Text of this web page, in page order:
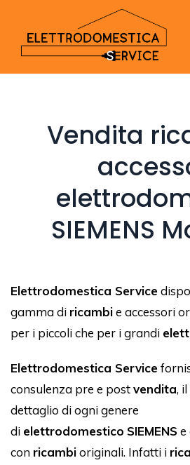
Vendita
SIEMENS
Elettrodomestica Service
gamma di ricambie accessori
per i piccoli che per i grandi
Elettrodomestica Service
consulenza pre e postvendita,
dettaglio di ogni genere
di elettrodomestico SIEMENS e
con ricambioriginali. Infatti i